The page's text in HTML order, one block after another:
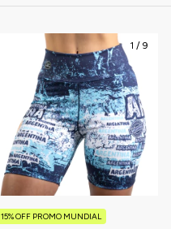
1 / 9
15% OFF PROMO MUNDIAL